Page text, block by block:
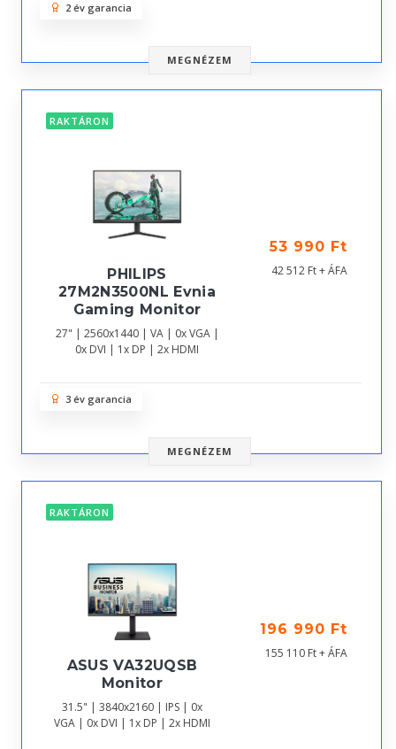
2 év garancia
MEGNÉZEM
RAKTÁRON
PHILIPS
27M2N3500NL Evnia
Gaming Monitor
27" | 2560x1440 | VA | 0x VGA |
0x DVI | 1x DP | 2x HDMI
53 990 Ft
42 512 Ft + ÁFA
3 év garancia
MEGNÉZEM
RAKTÁRON
ASUS VA32UQSB
Monitor
31.5" | 3840x2160 | IPS | 0x
VGA | 0x DVI | 1x DP | 2x HDMI
196 990 Ft
155 110 Ft + ÁFA